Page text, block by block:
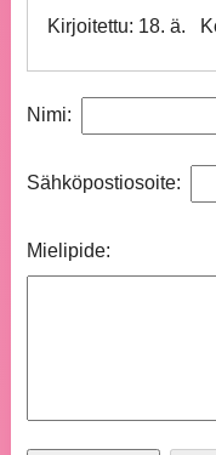
Kirjoitettu: 18. ä
Nimi:
Sähköpostiosoite:
Mielipide: